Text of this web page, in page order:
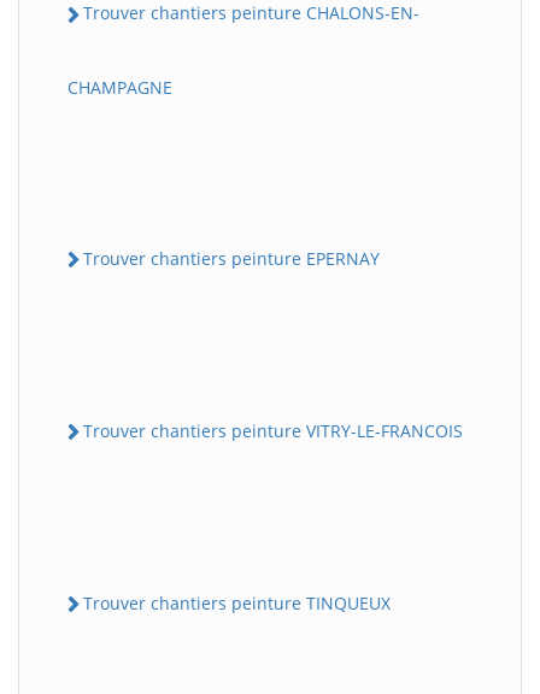
Trouver chantiers peinture CHALONS-EN-
CHAMPAGNE
Trouver chantiers peinture EPERNAY
Trouver chantiers peinture VITRY-LE-FRANCOIS
Trouver chantiers peinture TINQUEUX